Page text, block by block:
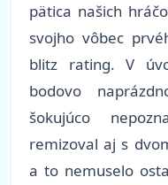
pätica našich
svojho vôbec
blitz rating. V
bodovo
šokujúco
remizoval aj s
a to nemuselo